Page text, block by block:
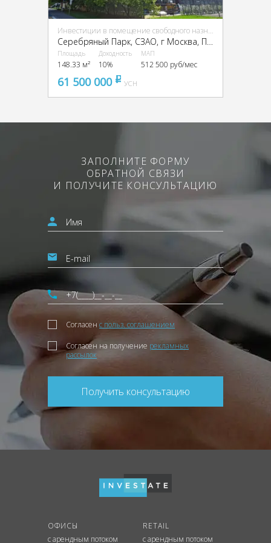
Инвестиции в помещение свободного назначения (ПСН)
Серебряный Парк, CЗАО, г Москва, Паршина ул., 10
Площадь
148.33 м²
Доходность
10%
МАП
512 500 руб/мес
61 500 000 pуб
УСН
ЗАПОЛНИТЕ ФОРМУ
ОБРАТНОЙ СВЯЗИ
И ПОЛУЧИТЕ КОНСУЛЬТАЦИЮ
Согласен с польз. соглашением
Согласен на получение рекламных
рассылок
Получить консультацию
ОФИСЫ
с арендным потоком
RETAIL
с арендным потоком